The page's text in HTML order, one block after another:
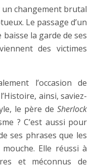
changement brutal
Le passage d’un
baisse la garde de ses
des victimes
l’occasion de
ainsi, saviez-
le père de Sherlock
? C’est aussi pour
ses phrases que les
Elle réussi à
et méconnus de